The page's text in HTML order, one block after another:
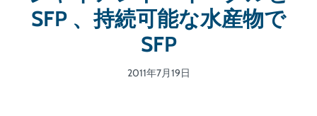
SFP 、持続可能な水産物で
SFP
2011年7月19日